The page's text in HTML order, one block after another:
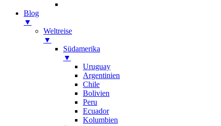
Blog
▼
Weltreise
▼
Südamerika
▼
Uruguay
Argentinien
Chile
Bolivien
Peru
Ecuador
Kolumbien